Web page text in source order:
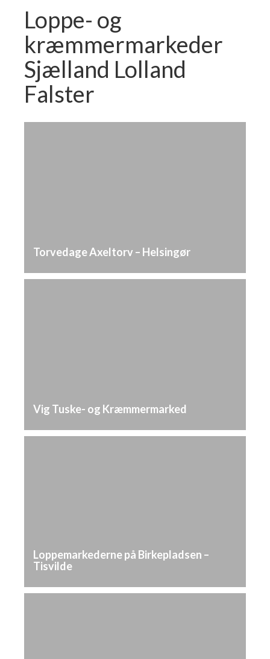
Loppe- og
kræmmermarkeder
Sjælland Lolland
Falster
Torvedage Axeltorv – Helsingør
Vig Tuske- og Kræmmermarked
Loppemarkederne på Birkepladsen –
Tisvilde